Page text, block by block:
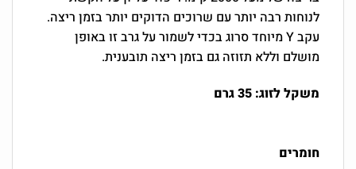
לנוחות רבה יותר עם שרוכים הדוקים יותר בזמן ריצה.
עקב Y מיוחד סרוג בכדי לשמור על גרב זו באופן
מושלם וללא תזוזה גם בזמן ריצה תובענית.
משקל לזוג: 35 גרם
חומרים